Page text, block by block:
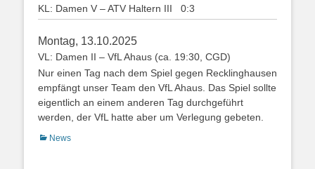
KL: Damen V – ATV Haltern III 0:3
Montag, 13.10.2025
VL: Damen II – VfL Ahaus (ca. 19:30, CGD)
Nur einen Tag nach dem Spiel gegen Recklinghausen
empfängt unser Team den VfL Ahaus. Das Spiel sollte
eigentlich an einem anderen Tag durchgeführt
werden, der VfL hatte aber um Verlegung gebeten.
Kategorien
News